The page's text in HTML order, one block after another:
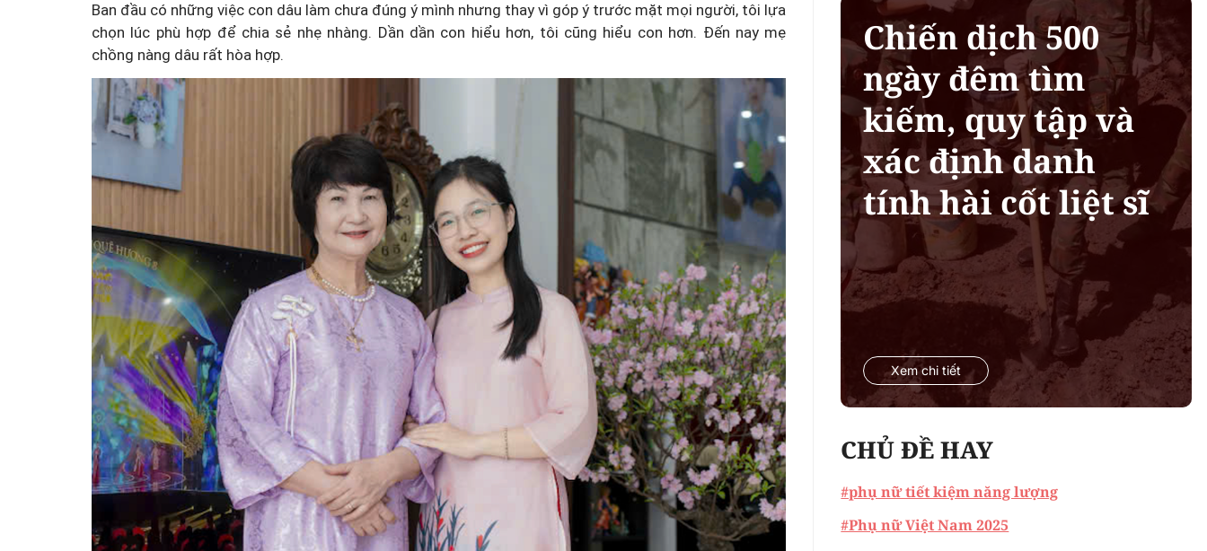
Ban đầu có những việc con dâu làm chưa đúng ý mình nhưng thay vì góp ý trước mặt mọi người, tôi lựa
chọn lúc phù hợp để chia sẻ nhẹ nhàng. Dần dần con hiểu hơn, tôi cũng hiểu con hơn. Đến nay mẹ
chồng nàng dâu rất hòa hợp.
Chiến dịch 500
ngày đêm tìm
kiếm, quy tập và
xác định danh
tính hài cốt liệt sĩ
Xem chi tiết
CHỦ ĐỀ HAY
#phụ nữ tiết kiệm năng lượng
#Phụ nữ Việt Nam 2025